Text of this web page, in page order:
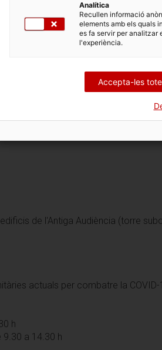
de l'Antiga Audiència (torre
actuals per combatre la COVID-
h
9.30 a 14.30 h
Analítica
Recullen informació
elements amb els quals
es fa servir per analitzar
l'experiència.
Accepta-les